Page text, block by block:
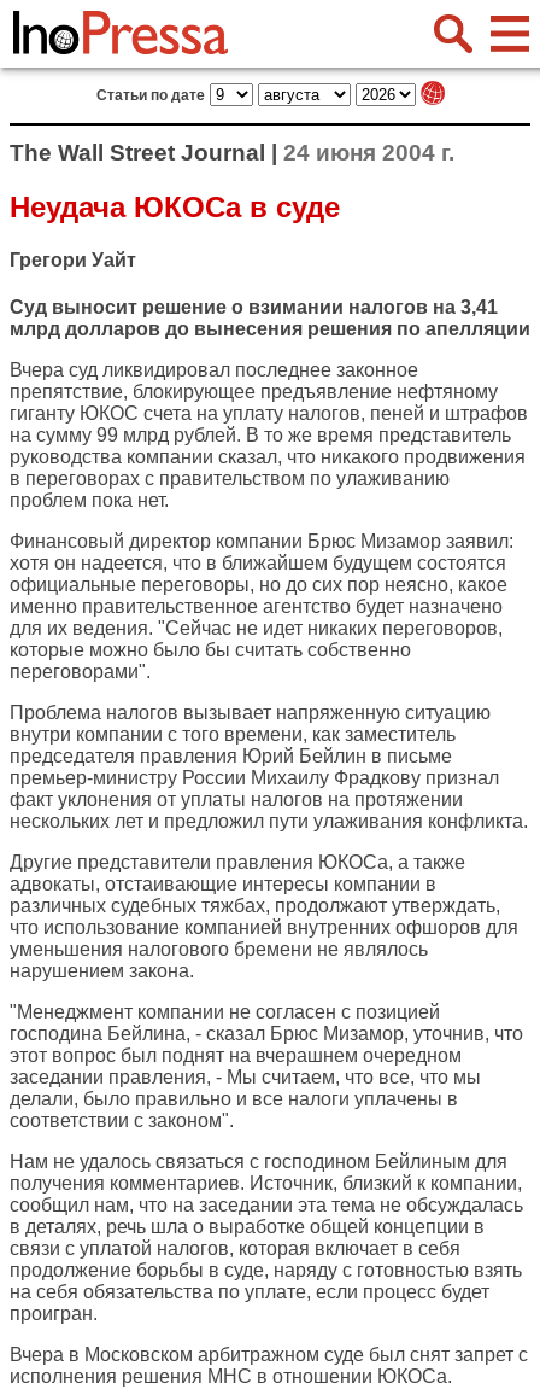
Статьи по дате
The Wall Street Journal | 24 июня 2004 г.
Неудача ЮКОСа в суде
Грегори Уайт
Суд выносит решение о взимании налогов на 3,41
млрд долларов до вынесения решения по апелляции
Вчера суд ликвидировал последнее законное
препятствие, блокирующее предъявление нефтяному
гиганту ЮКОС счета на уплату налогов, пеней и штрафов
на сумму 99 млрд рублей. В то же время представитель
руководства компании сказал, что никакого продвижения
в переговорах с правительством по улаживанию
проблем пока нет.
Финансовый директор компании Брюс Мизамор заявил:
хотя он надеется, что в ближайшем будущем состоятся
официальные переговоры, но до сих пор неясно, какое
именно правительственное агентство будет назначено
для их ведения. "Сейчас не идет никаких переговоров,
которые можно было бы считать собственно
переговорами".
Проблема налогов вызывает напряженную ситуацию
внутри компании с того времени, как заместитель
председателя правления Юрий Бейлин в письме
премьер-министру России Михаилу Фрадкову признал
факт уклонения от уплаты налогов на протяжении
нескольких лет и предложил пути улаживания конфликта.
Другие представители правления ЮКОСа, а также
адвокаты, отстаивающие интересы компании в
различных судебных тяжбах, продолжают утверждать,
что использование компанией внутренних офшоров для
уменьшения налогового бремени не являлось
нарушением закона.
"Менеджмент компании не согласен с позицией
господина Бейлина, - сказал Брюс Мизамор, уточнив, что
этот вопрос был поднят на вчерашнем очередном
заседании правления, - Мы считаем, что все, что мы
делали, было правильно и все налоги уплачены в
соответствии с законом".
Нам не удалось связаться с господином Бейлиным для
получения комментариев. Источник, близкий к компании,
сообщил нам, что на заседании эта тема не обсуждалась
в деталях, речь шла о выработке общей концепции в
связи с уплатой налогов, которая включает в себя
продолжение борьбы в суде, наряду с готовностью взять
на себя обязательства по уплате, если процесс будет
проигран.
Вчера в Московском арбитражном суде был снят запрет с
исполнения решения МНС в отношении ЮКОСа.